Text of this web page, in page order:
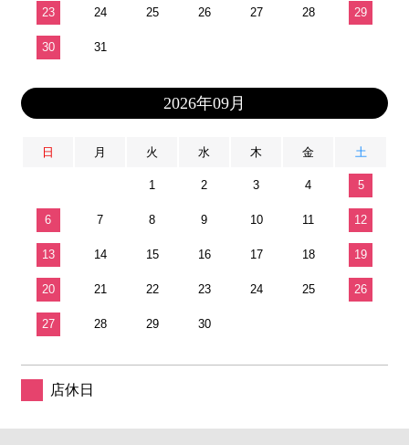
23 24 25 26 27 28 29
30 31
2026年09月
日 月 火 水 木 金 土
1 2 3 4 5
6 7 8 9 10 11 12
13 14 15 16 17 18 19
20 21 22 23 24 25 26
27 28 29 30
店休日